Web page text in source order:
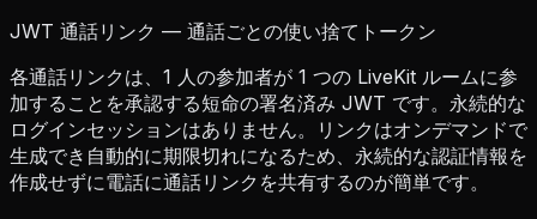
JWT 通話リンク — 通話ごとの使い捨てトークン
各通話リンクは、1 人の参加者が 1 つの LiveKit ルームに参
加することを承認する短命の署名済み JWT です。永続的な
ログインセッションはありません。リンクはオンデマンドで
生成でき自動的に期限切れになるため、永続的な認証情報を
作成せずに電話に通話リンクを共有するのが簡単です。